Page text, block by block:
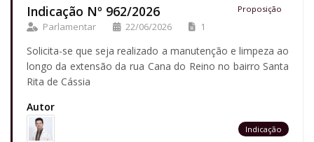
Indicação Nº 962/2026 Proposição
Parlamentar 22/06/2026 1
Solicita-se que seja realizado a manutenção e limpeza ao
longo da extensão da rua Cana do Reino no bairro Santa
Rita de Cássia
Autor
Indicação